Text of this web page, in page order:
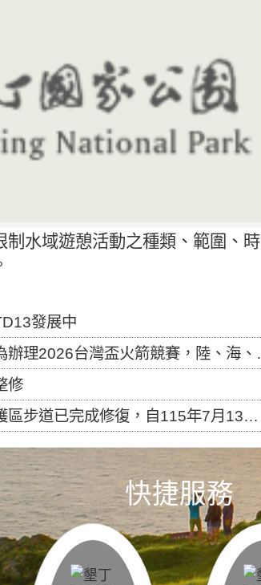
水域遊憩活動之種類、範圍、時
發展中
盃火箭競賽，陸、海、空域警戒及協調相關事宜，因颱風備案事宜
修
，自115年7月13日（星期一）起恢復開放入園，歡迎民眾依規定申請入園....
快捷服務